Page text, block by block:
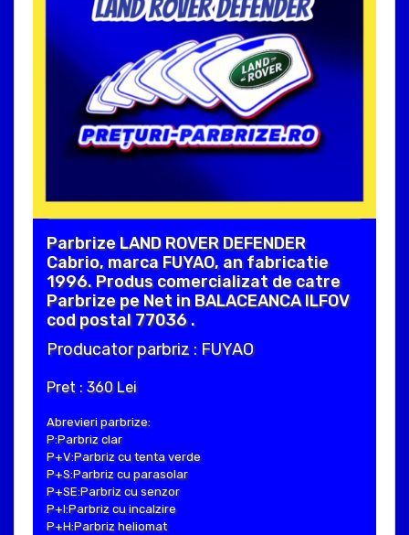
Parbrize LAND ROVER DEFENDER
Cabrio, marca FUYAO, an fabricatie
1996. Produs comercializat de catre
Parbrize pe Net in BALACEANCA ILFOV
cod postal 77036 .
Producator parbriz : FUYAO
Pret : 360 Lei
Abrevieri parbrize:
P:Parbriz clar
P+V:Parbriz cu tenta verde
P+S:Parbriz cu parasolar
P+SE:Parbriz cu senzor
P+I:Parbriz cu incalzire
P+H:Parbriz heliomat